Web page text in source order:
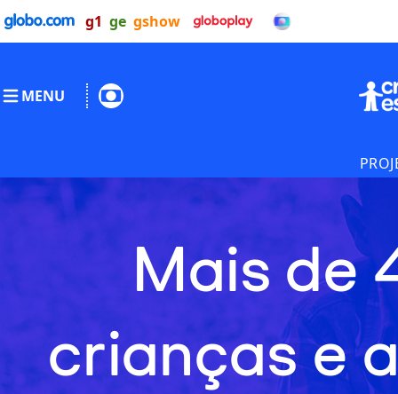
g1 ge gshow
MENU
Mais de
crianças e